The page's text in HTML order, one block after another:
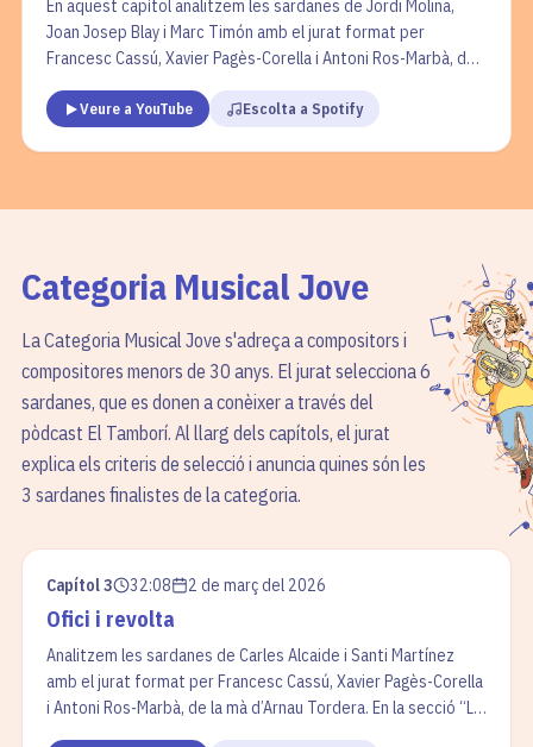
En aquest capítol analitzem les sardanes de Jordi Molina,
Joan Josep Blay i Marc Timón amb el jurat format per
Francesc Cassú, Xavier Pagès-Corella i Antoni Ros-Marbà, de
parlem del director. A “L’interludi”, reflexionem sobre la
Veure a YouTube Escolta a Spotify
Categoria Musical Jove
La Categoria Musical Jove s'adreça a compositors i
compositores menors de 30 anys. El jurat selecciona 6
sardanes, que es donen a conèixer a través del
pòdcast El Tamborí. Al llarg dels capítols, el jurat
explica els criteris de selecció i anuncia quines són les
3 sardanes finalistes de la categoria.
Capítol 3 32:08 2 de març del 2026
Ofici i revolta
Analitzem les sardanes de Carles Alcaide i Santi Martínez
amb el jurat format per Francesc Cassú, Xavier Pagès-Corella
i Antoni Ros-Marbà, de la mà d’Arnau Tordera. En la secció “La